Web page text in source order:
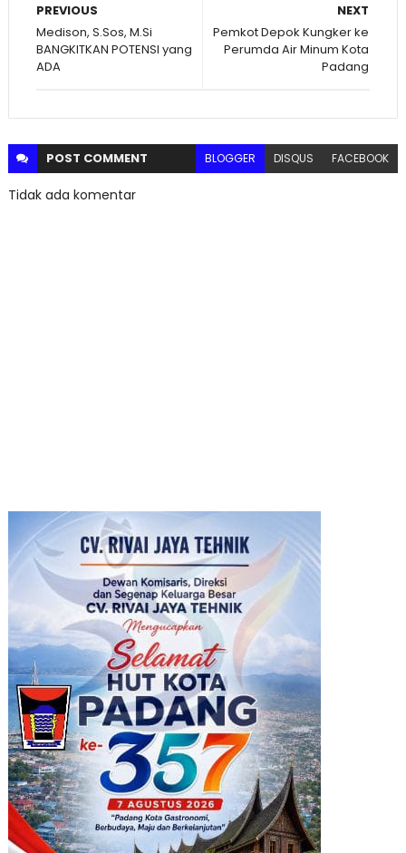
NEXT
Pemkot Depok Kungker ke
Perumda Air Minum Kota
Padang
PREVIOUS
Medison, S.Sos, M.Si
BANGKITKAN POTENSI yang
ADA
POST COMMENT BLOGGER DISQUS FACEBOOK
Tidak ada komentar